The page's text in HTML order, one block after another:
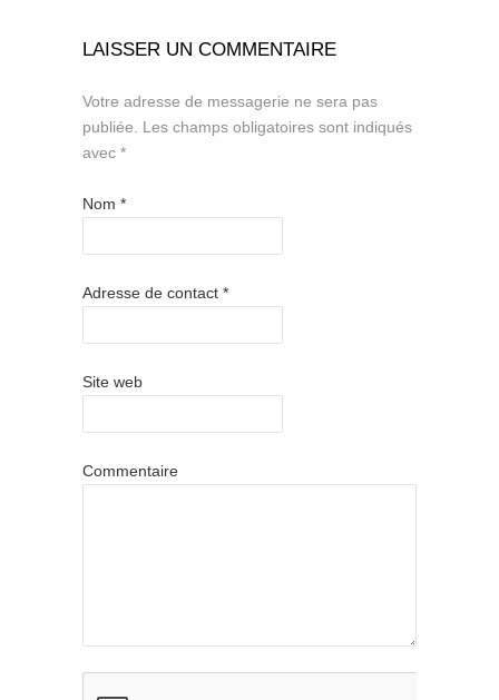
LAISSER UN COMMENTAIRE
Votre adresse de messagerie ne sera pas
publiée.
Les champs obligatoires sont indiqués
avec *
Nom *
Adresse de contact *
Site web
Commentaire